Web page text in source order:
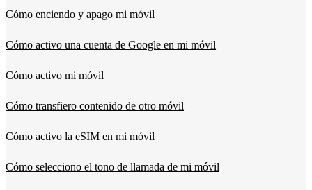
Cómo enciendo y apago mi móvil
Cómo activo una cuenta de Google en mi móvil
Cómo activo mi móvil
Cómo transfiero contenido de otro móvil
Cómo activo la eSIM en mi móvil
Cómo selecciono el tono de llamada de mi móvil